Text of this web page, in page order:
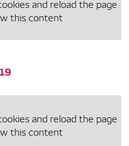
and reload the page
this content
and reload the page
this content